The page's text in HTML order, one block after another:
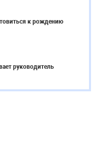
к рождению
руководитель